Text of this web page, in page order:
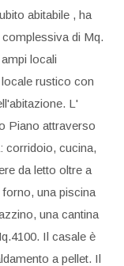
abitabile , ha
di Mq.
locali
rustico con
L'
Piano attraverso
corridoio, cucina,
da letto oltre a
una piscina
una cantina
Il casale è
a pellet. Il